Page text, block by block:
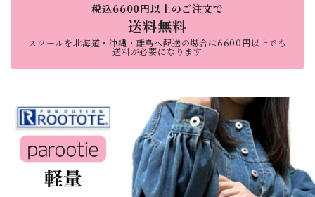
税込6600円以上のご注文で
送料無料
スツールを北海道・沖縄・離島へ配送の場合は6600円以上でも
送料が必要になります